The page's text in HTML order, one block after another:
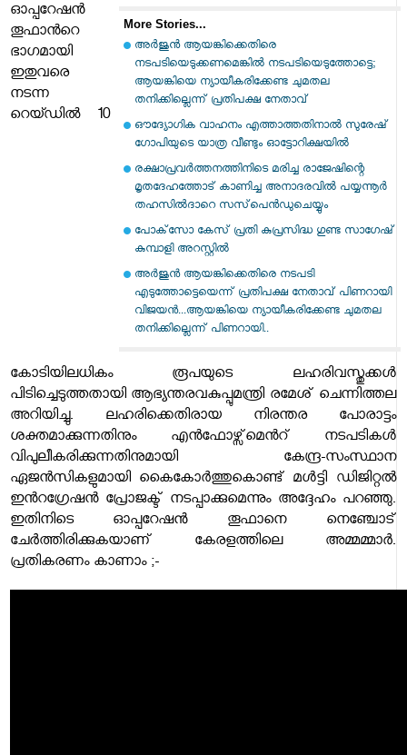
More Stories...
അര്‍ജുന്‍ ആയങ്കിക്കെതിരെ
നടപടിയെടുക്കണമെങ്കില്‍ നടപടിയെടുത്തോട്ടെ;
ആയങ്കിയെ ന്യായീകരിക്കേണ്ട ചുമതല
തനിക്കില്ലെന്ന് പ്രതിപക്ഷ നേതാവ്
ഔദ്യോഗിക വാഹനം എത്താത്തതിനാല്‍ സുരേഷ്
ഗോപിയുടെ യാത്ര വീണ്ടും ഓട്ടോറിക്ഷയില്‍
രക്ഷാപ്രവര്‍ത്തനത്തിനിടെ മരിച്ച രാജേഷിന്റെ
മൃതദേഹത്തോട് കാണിച്ച അനാദരവില്‍ പയ്യന്നൂര്‍
തഹസില്‍ദാറെ സസ്‌പെന്‍ഡുചെയ്യും
പോക്‌സോ കേസ് പ്രതി കുപ്രസിദ്ധ ഗുണ്ട സാഗേഷ്
കുമ്പാളി അറസ്റ്റില്‍
അർജുൻ ആയങ്കിക്കെതിരെ നടപടി
എടുത്തോട്ടെയെന്ന് പ്രതിപക്ഷ നേതാവ് പിണറായി
വിജയൻ...ആയങ്കിയെ ന്യായീകരിക്കേണ്ട ചുമതല
തനിക്കില്ലെന്ന് പിണറായി..
ഓപ്പറേഷന്‍
തൂഫാന്‍റെ
ഭാഗമായി
ഇതുവരെ
നടന്ന
റെയ്ഡില്‍ 10
കോടിയിലധികം രൂപയുടെ ലഹരിവസ്തുക്കള്‍
പിടിച്ചെടുത്തതായി ആഭ്യന്തരവകുപ്പുമന്ത്രി രമേശ് ചെന്നിത്തല
അറിയിച്ചു. ലഹരിക്കെതിരായ നിരന്തര പോരാട്ടം
ശക്തമാക്കുന്നതിനും എന്‍ഫോഴ്സ്മെന്‍റ് നടപടികള്‍
വിപുലീകരിക്കുന്നതിനുമായി കേന്ദ്ര-സംസ്ഥാന
ഏജന്‍സികളുമായി കൈകോര്‍ത്തുകൊണ്ട് മള്‍ട്ടി ഡിജിറ്റല്‍
ഇന്‍റഗ്രേഷന്‍ പ്രോജക്ട് നടപ്പാക്കുമെന്നും അദ്ദേഹം പറഞ്ഞു.
ഇതിനിടെ ഓപ്പറേഷൻ തൂഫാനെ നെഞ്ചോട്
ചേർത്തിരിക്കുകയാണ് കേരളത്തിലെ അമ്മമ്മാർ.
പ്രതികരണം കാണാം ;-